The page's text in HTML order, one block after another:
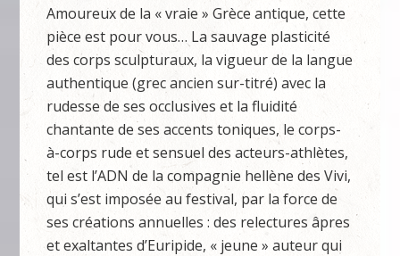
Amoureux de la « vraie » Grèce antique, cette
pièce est pour vous… La sauvage plasticité
des corps sculpturaux, la vigueur de la langue
authentique (grec ancien sur-titré) avec la
rudesse de ses occlusives et la fluidité
chantante de ses accents toniques, le corps-
à-corps rude et sensuel des acteurs-athlètes,
tel est l’ADN de la compagnie hellène des Vivi,
qui s’est imposée au festival, par la force de
ses créations annuelles : des relectures âpres
et exaltantes d’Euripide, « jeune » auteur qui